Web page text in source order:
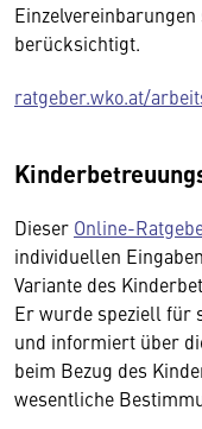
berücksichtigt.
ratgeber.wko.at/
Dieser Online-
individuellen
Variante des
Er wurde speziell für
und informiert über
beim Bezug des
wesentliche